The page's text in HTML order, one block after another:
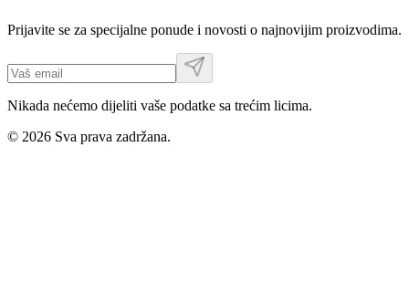
Prijavite se za specijalne ponude i novosti o najnovijim proizvodima.
Nikada nećemo dijeliti vaše podatke sa trećim licima.
© 2026 Sva prava zadržana.